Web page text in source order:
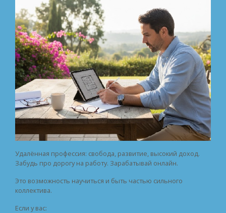
Удалённая профессия: свобода, развитие, высокий доход.
Забудь про дорогу на работу. Зарабатывай онлайн.
Это возможность научиться и быть частью сильного
коллектива.
Если у вас: